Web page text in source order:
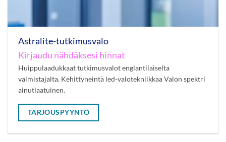
Astralite-tutkimusvalo
Kirjaudu nähdäksesi hinnat
Huippulaadukkaat tutkimusvalot englantilaiselta
valmistajalta. Kehittyneintä led-valotekniikkaa Valon spektri
ainutlaatuinen.
TARJOUSPYYNTÖ